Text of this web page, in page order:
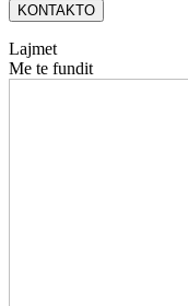
KONTAKTO
Lajmet
Me te fundit